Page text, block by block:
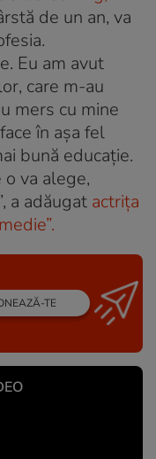
de un an, va
Eu am avut
care m-au
mers cu mine
în aşa fel
bună educaţie.
va alege,
a adăugat actrița
TE